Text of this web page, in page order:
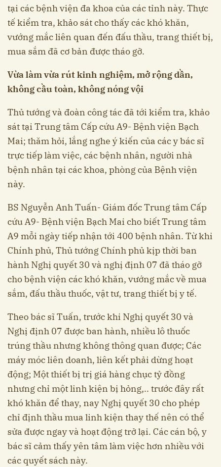
tại các bệnh viện đa khoa của các tỉnh này. Thực
tế kiểm tra, khảo sát cho thấy các khó khăn,
vướng mắc liên quan đến đấu thầu, trang thiết bị,
mua sắm đã cơ bản được tháo gỡ.
Vừa làm vừa rút kinh nghiệm, mở rộng dần,
không cầu toàn, không nóng vội
Thủ tướng và đoàn công tác đã tới kiểm tra, khảo
sát tại Trung tâm Cấp cứu A9- Bệnh viện Bạch
Mai; thăm hỏi, lắng nghe ý kiến của các y bác sĩ
trực tiếp làm việc, các bệnh nhân, người nhà
bệnh nhân tại các khoa, phòng của Bệnh viện
này.
BS Nguyễn Anh Tuấn- Giám đốc Trung tâm Cấp
cứu A9- Bệnh viện Bạch Mai cho biết Trung tâm
A9 mỗi ngày tiếp nhận tới 400 bệnh nhân. Từ khi
Chính phủ, Thủ tướng Chính phủ kịp thời ban
hành Nghị quyết 30 và nghị định 07 đã tháo gỡ
cho bệnh viện các khó khăn, vướng mắc về mua
sắm, đấu thầu thuốc, vật tư, trang thiết bị y tế.
Theo bác sĩ Tuấn, trước khi Nghị quyết 30 và
Nghị định 07 được ban hành, nhiều lô thuốc
trúng thầu nhưng không thông quan được; Các
máy móc liên doanh, liên kết phải dừng hoạt
động; Một thiết bị trị giá hàng chục tỷ đồng
nhưng chỉ một linh kiện bị hỏng,.. trước đây rất
khó khăn để thay, nay Nghị quyết 30 cho phép
chỉ định thầu mua linh kiện thay thế nên có thể
sửa được ngay và hoạt động trở lại. Các cán bộ, y
bác sĩ cảm thấy yên tâm làm việc hơn nhiều với
các quyết sách này.